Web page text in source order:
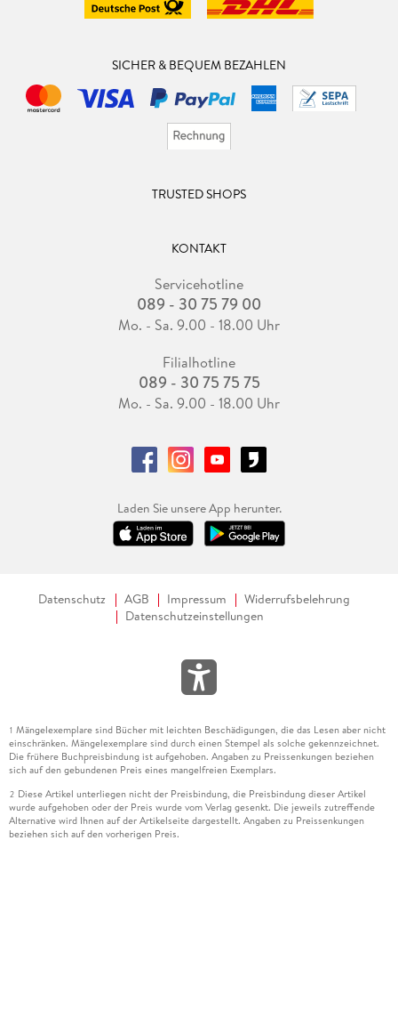
SICHER & BEQUEM BEZAHLEN
TRUSTED SHOPS
KONTAKT
Servicehotline
089 - 30 75 79 00
Mo. - Sa. 9.00 - 18.00 Uhr
Filialhotline
089 - 30 75 75 75
Mo. - Sa. 9.00 - 18.00 Uhr
Laden Sie unsere App herunter.
Datenschutz AGB Impressum
Widerrufsbelehrung
Datenschutzeinstellungen
1 Mängelexemplare sind Bücher mit leichten Beschädigungen, die das Lesen aber nicht
einschränken. Mängelexemplare sind durch einen Stempel als solche gekennzeichnet.
Die frühere Buchpreisbindung ist aufgehoben. Angaben zu Preissenkungen beziehen
sich auf den gebundenen Preis eines mangelfreien Exemplars.
2 Diese Artikel unterliegen nicht der Preisbindung, die Preisbindung dieser Artikel
wurde aufgehoben oder der Preis wurde vom Verlag gesenkt. Die jeweils zutreffende
Alternative wird Ihnen auf der Artikelseite dargestellt. Angaben zu Preissenkungen
beziehen sich auf den vorherigen Preis.